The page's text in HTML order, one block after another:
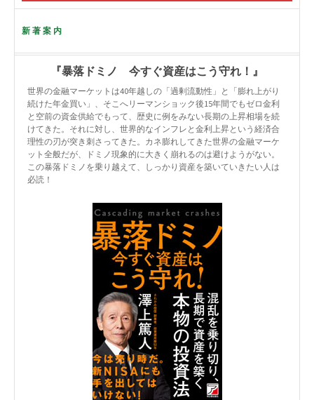
新著案内
『暴落ドミノ 今すぐ資産はこう守れ！』
世界の金融マーケットは40年越しの「過剰流動性」と「膨れ上がり
続けた年金買い」、そこへリーマンショック後15年間でもゼロ金利
と空前の資金供給でもって、歴史に例をみない長期の上昇相場を続
けてきた。それに対し、世界的なインフレと金利上昇という経済合
理性の刃が突き刺さってきた。カネ膨れしてきた世界の金融マーケ
ット全般だが、ドミノ現象的に大きく崩れるのは避けようがない。
この暴落ドミノを乗り越えて、しっかり資産を築いていきたい人は
必読！